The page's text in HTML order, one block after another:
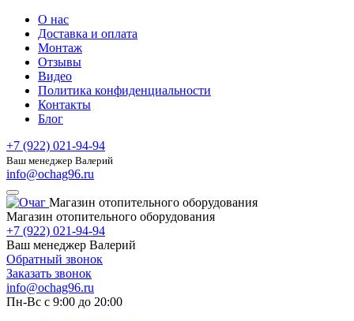
О нас
Доставка и оплата
Монтаж
Отзывы
Видео
Политика конфиденциальности
Контакты
Блог
+7 (922) 021-94-94
Ваш менеджер Валерий
info@ochag96.ru
Магазин отопительного оборудования
Магазин отопительного оборудования
+7 (922) 021-94-94
Ваш менеджер Валерий
Обратный звонок
Заказать звонок
info@ochag96.ru
Пн-Вс с 9:00 до 20:00